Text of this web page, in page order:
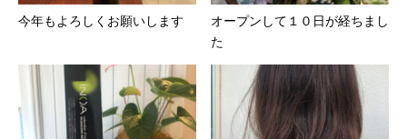
今年もよろしくお願いします
オープンして１０日が経ちまし
た